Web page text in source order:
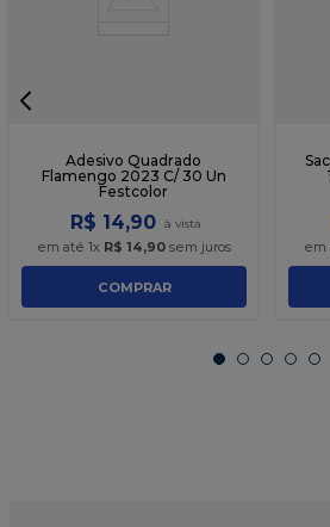
Adesivo Quadrado
Flamengo 2023 C/ 30 Un
Festcolor
R$ 14,90
em até 1x R$ 14,90sem juros
COMPRAR
em